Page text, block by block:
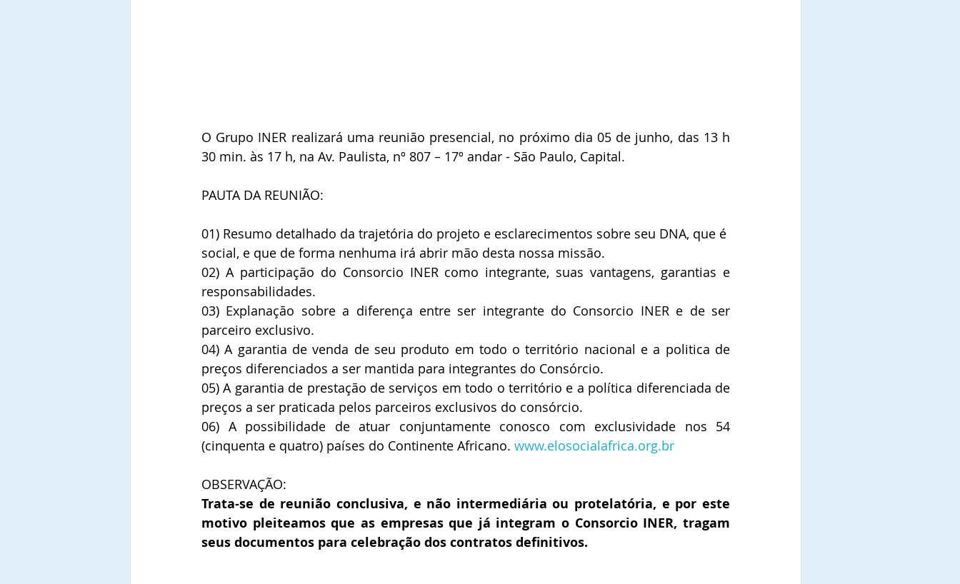
O Grupo INER realizará uma reunião presencial, no próximo dia 05 de junho, das 13 h
30 min. às 17 h, na Av. Paulista, nº 807 – 17º andar - São Paulo, Capital.
PAUTA DA REUNIÃO:
01) Resumo detalhado da trajetória do projeto e esclarecimentos sobre seu DNA, que é
social, e que de forma nenhuma irá abrir mão desta nossa missão.
02) A participação do Consorcio INER como integrante, suas vantagens, garantias e
responsabilidades.
03) Explanação sobre a diferença entre ser integrante do Consorcio INER e de ser
parceiro exclusivo.
04) A garantia de venda de seu produto em todo o território nacional e a politica de
preços diferenciados a ser mantida para integrantes do Consórcio.
05) A garantia de prestação de serviços em todo o território e a política diferenciada de
preços a ser praticada pelos parceiros exclusivos do consórcio.
06) A possibilidade de atuar conjuntamente conosco com exclusividade nos 54
(cinquenta e quatro) países do Continente Africano. www.elosocialafrica.org.br
OBSERVAÇÃO:
Trata-se de reunião conclusiva, e não intermediária ou protelatória, e por este
motivo pleiteamos que as empresas que já integram o Consorcio INER, tragam
seus documentos para celebração dos contratos definitivos.